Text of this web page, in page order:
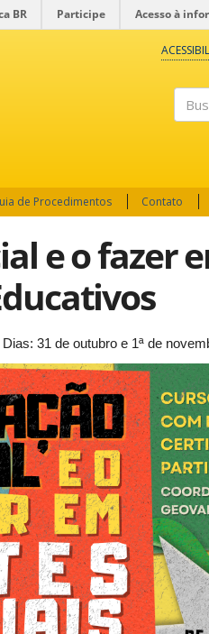
BR Participe Acesso à
de Procedimentos Contato
e o fazer
31 de outubro e 1ª de